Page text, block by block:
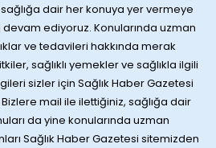
dair her konuya yer vermeye
devam ediyoruz. Konularında uzman
ve tedavileri hakkında merak
sağlıklı yemekler ve sağlıkla ilgili
sizler için Sağlık Haber Gazetesi
mail ile ilettiğiniz, sağlığa dair
da yine konularında uzman
Sağlık Haber Gazetesi sitemizden